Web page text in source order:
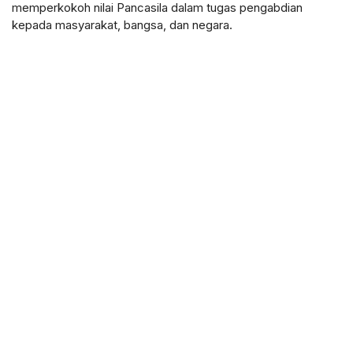
memperkokoh nilai Pancasila dalam tugas pengabdian
kepada masyarakat, bangsa, dan negara.